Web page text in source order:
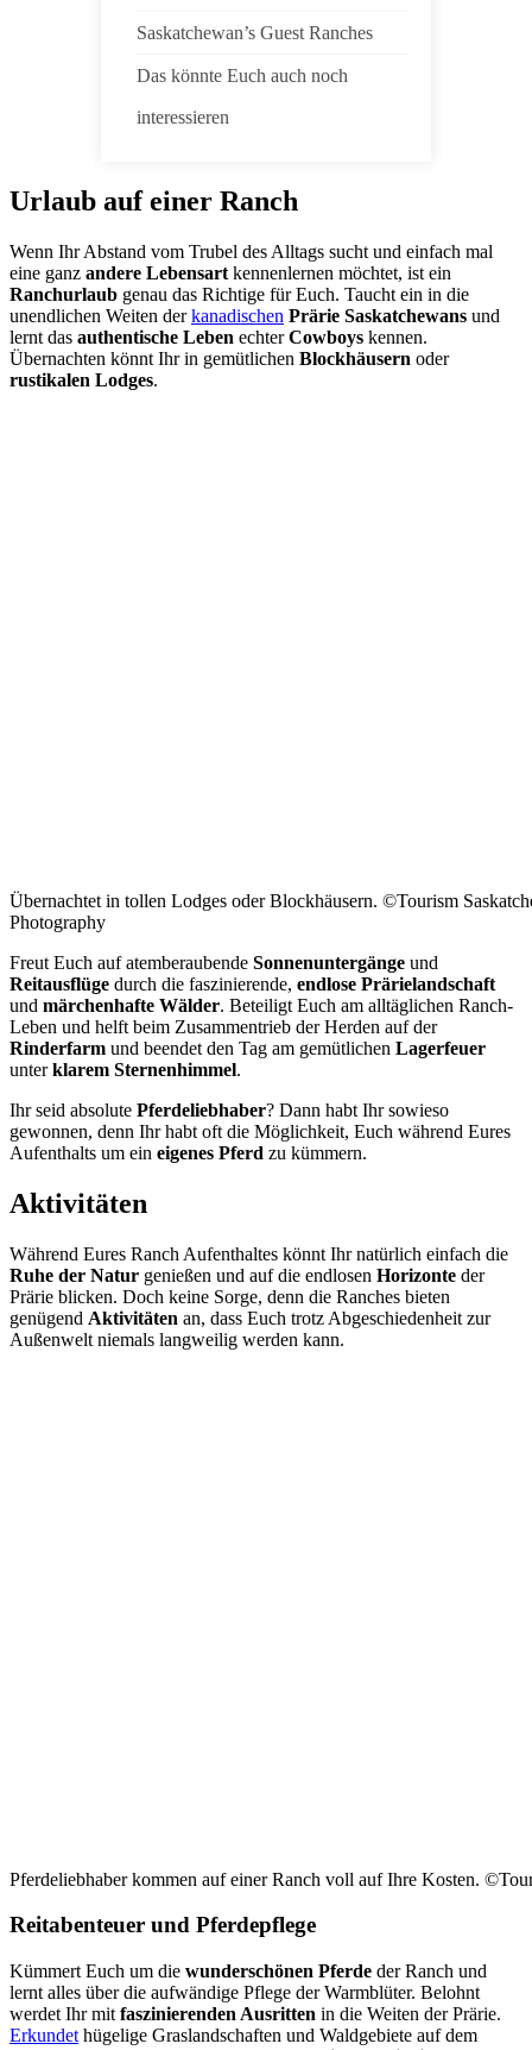
Saskatchewan’s Guest Ranches
Das könnte Euch auch noch
interessieren
Urlaub auf einer Ranch
Wenn Ihr Abstand vom Trubel des Alltags sucht und einfach mal
eine ganz andere Lebensart kennenlernen möchtet, ist ein
Ranchurlaub genau das Richtige für Euch. Taucht ein in die
unendlichen Weiten derkanadischen Prärie Saskatchewans und
lernt das authentische Leben echterCowboys kennen.
Übernachten könnt Ihr in gemütlichen Blockhäusern oder
rustikalen Lodges.
Übernachtet in tollen Lodges oder Blockhäusern. ©Tourism
Photography
Freut Euch auf atemberaubende Sonnenuntergänge und
Reitausflüge durch die faszinierende, endlose Prärielandschaft
und märchenhafte Wälder. Beteiligt Euch am alltäglichen Ranch-
Leben und helft beim Zusammentrieb der Herden auf der
Rinderfarm und beendet den Tag am gemütlichen Lagerfeuer
unterklarem Sternenhimmel.
Ihr seid absolute Pferdeliebhaber? Dann habt Ihr sowieso
gewonnen, denn Ihr habt oft die Möglichkeit, Euch während Eures
Aufenthalts um ein eigenes Pferd zu kümmern.
Aktivitäten
Während Eures Ranch Aufenthaltes könnt Ihr natürlich einfach die
Ruhe der Natur genießen und auf die endlosen Horizonte der
Prärie blicken. Doch keine Sorge, denn die Ranches bieten
genügend Aktivitäten an, dass Euch trotz Abgeschiedenheit zur
Außenwelt niemals langweilig werden kann.
Pferdeliebhaber kommen auf einer Ranch voll auf Ihre Kosten.
Reitabenteuer und Pferdepflege
Kümmert Euch um die wunderschönen Pferde der Ranch und
lernt alles über die aufwändige Pflege der Warmblüter. Belohnt
werdet Ihr mit faszinierenden Ausritten in die Weiten der Prärie.
Erkundet hügelige Graslandschaften und Waldgebiete auf dem